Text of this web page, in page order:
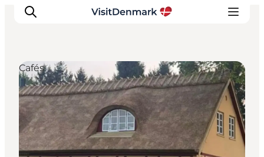
Inspiration
Regionen
Erlebnisse
Unterkünfte
Cafés